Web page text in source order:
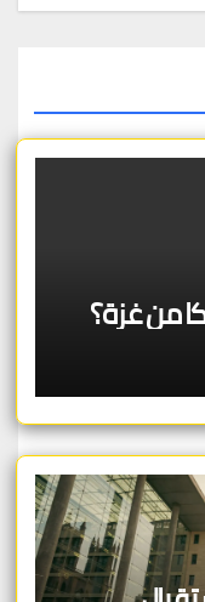
من غزة؟